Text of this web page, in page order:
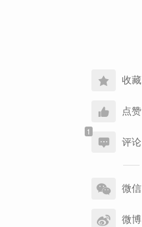
收藏
点赞
评论
享
到
微信
微博